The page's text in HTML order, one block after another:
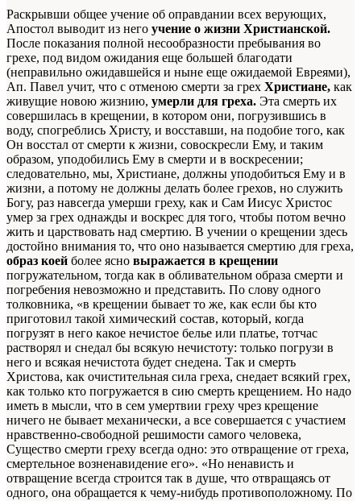
Раскрывши общее учение об оправдании всех верующих,
Апостол выводит из него учение о жизни Христианской.
После показания полной несообразности пребывания во
грехе, под видом ожидания еще большей благодати
(неправильно ожидавшейся и ныне еще ожидаемой Евреями),
Ап. Павел учит, что с отменою смерти за грех Христиане, как
живущие новою жизнию, умерли для греха. Эта смерть их
совершилась в крещении, в котором они, погрузившись в
воду, спогреблись Христу, и восставши, на подобие того, как
Он восстал от смерти к жизни, совоскресли Ему, и таким
образом, уподобились Ему в смерти и в воскресении;
следовательно, мы, Христиане, должны уподобиться Ему и в
жизни, а потому не должны делать более грехов, но служить
Богу, раз навсегда умерши греху, как и Сам Иисус Христос
умер за грех однажды и воскрес для того, чтобы потом вечно
жить и царствовать над смертию. В учении о крещении здесь
достойно внимания то, что оно называется смертию для греха,
образ коей более ясно выражается в крещении
погружательном, тогда как в обливательном образа смерти и
погребения невозможно и представить. По слову одного
толковника, «в крещении бывает то же, как если бы кто
приготовил такой химический состав, который, когда
погрузят в него какое нечистое белье или платье, тотчас
растворял и снедал бы всякую нечистоту: только погрузи в
него и всякая нечистота будет снедена. Так и смерть
Христова, как очистительная сила греха, снедает всякий грех,
как только кто погружается в сию смерть крещением. Но надо
иметь в мысли, что в сем умертвии греху чрез крещение
ничего не бывает механически, а все совершается с участием
нравственно-свободной решимости самого человека,
Существо смерти греху всегда одно: это отвращение от греха,
смертельное возненавидение его». «Но ненависть и
отвращение всегда строится так в душе, что отвращаясь от
одного, она обращается к чему-нибудь противоположному. По